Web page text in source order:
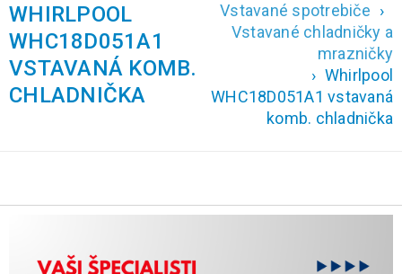
WHIRLPOOL
WHC18D051A1
VSTAVANÁ KOMB.
CHLADNIČKA
Vstavané spotrebiče ›
Vstavané chladničky a
mrazničky
› Whirlpool
WHC18D051A1 vstavaná
komb. chladnička